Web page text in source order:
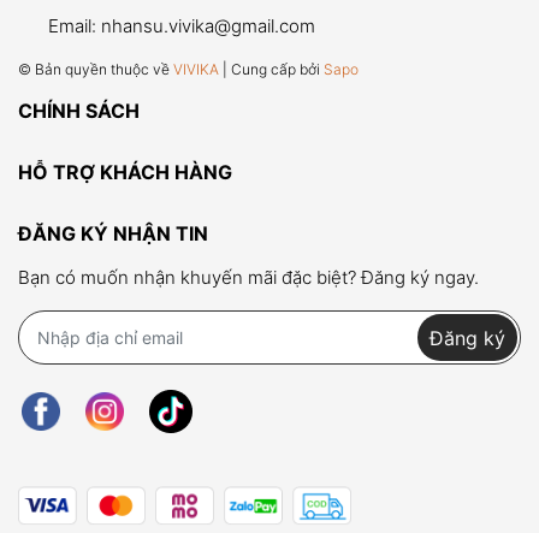
Email: nhansu.vivika@gmail.com
© Bản quyền thuộc về VIVIKA | Cung cấp bởi Sapo
CHÍNH SÁCH
HỖ TRỢ KHÁCH HÀNG
ĐĂNG KÝ NHẬN TIN
Bạn có muốn nhận khuyến mãi đặc biệt? Đăng ký ngay.
Đăng ký